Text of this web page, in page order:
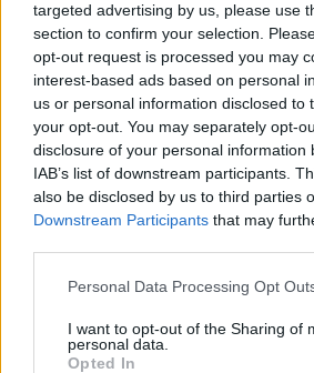
targeted advertising by us, please use
section to confirm your selection.
opt-out request is processed you may
interest-based ads based on personal
us or personal information disclosed to
your opt-out. You may separately opt-
disclosure of your personal information
IAB’s list of downstream participants.
also be disclosed by us to third parties
Downstream Participants that may
Personal Data Processing Opt
I want to opt-out of the Sharing of
personal data.
Opted In